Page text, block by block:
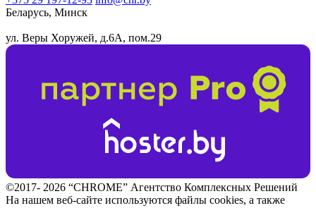
Беларусь, Минск
ул. Веры Хоружей, д.6А, пом.29
©2017- 2026 “CHROME” Агентство Комплексных Решений
На нашем веб-сайте используются файлы cookies, а также